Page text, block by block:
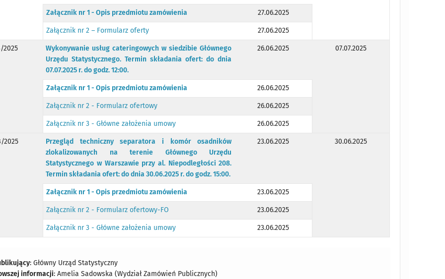
Załącznik nr 1 - Opis przedmiotu zamówienia 27.06.2025
Załącznik nr 2 – Formularz oferty 27.06.2025
2025
Wykonywanie usług cateringowych w siedzibie Głównego
Urzędu Statystycznego. Termin składania ofert: do dnia
07.07.2025 r. do godz. 12:00.
26.06.2025 07.07.2025
Załącznik nr 1 - Opis przedmiotu zamówienia 26.06.2025
Załącznik nr 2 - Formularz ofertowy 26.06.2025
Załącznik nr 3 - Główne założenia umowy 26.06.2025
2025
Przegląd techniczny separatora i komór osadników
zlokalizowanych na terenie Głównego Urzędu
Statystycznego w Warszawie przy al. Niepodległości 208.
Termin składania ofert: do dnia 30.06.2025 r. do godz. 15:00.
23.06.2025 30.06.2025
Załącznik nr 1 - Opis przedmiotu zamówienia 23.06.2025
Załącznik nr 2 - Formularz ofertowy-FO 23.06.2025
Załącznik nr 3 - Główne założenia umowy 23.06.2025
: Główny Urząd Statystyczny
informacji: Amelia Sadowska (Wydział Zamówień Publicznych)